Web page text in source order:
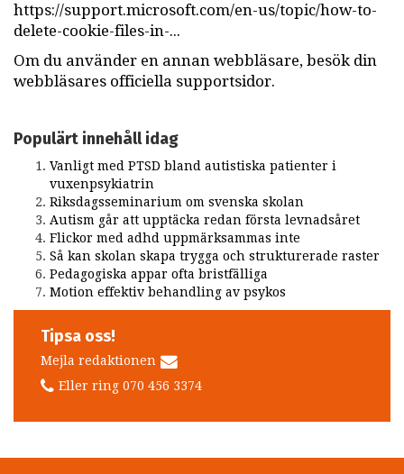
https://support.microsoft.com/en-us/topic/how-to-
delete-cookie-files-in-...
Om du använder en annan webbläsare, besök din
webbläsares officiella supportsidor.
Populärt innehåll idag
Vanligt med PTSD bland autistiska patienter i
vuxenpsykiatrin
Riksdagsseminarium om svenska skolan
Autism går att upptäcka redan första levnadsåret
Flickor med adhd uppmärksammas inte
Så kan skolan skapa trygga och strukturerade raster
Pedagogiska appar ofta bristfälliga
Motion effektiv behandling av psykos
Tipsa oss!
Mejla redaktionen
Eller ring 070 456 3374